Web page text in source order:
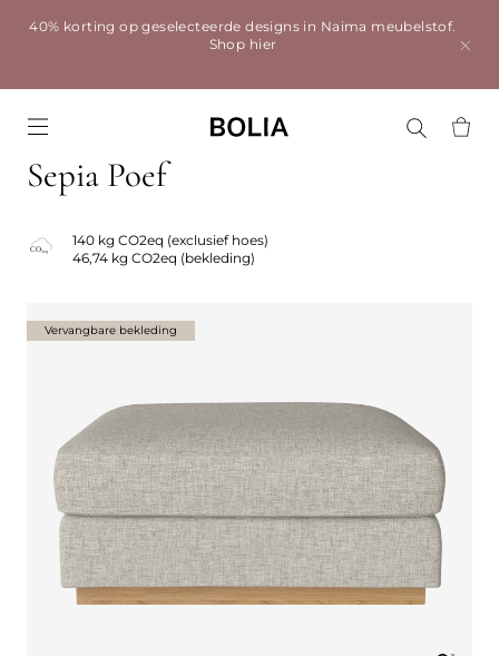
40% korting op geselecteerde designs in Naima meubelstof.
Shop hier
Sepia Poef
140 kg CO2eq (exclusief hoes)
46,74 kg CO2eq (bekleding)
Vervangbare bekleding